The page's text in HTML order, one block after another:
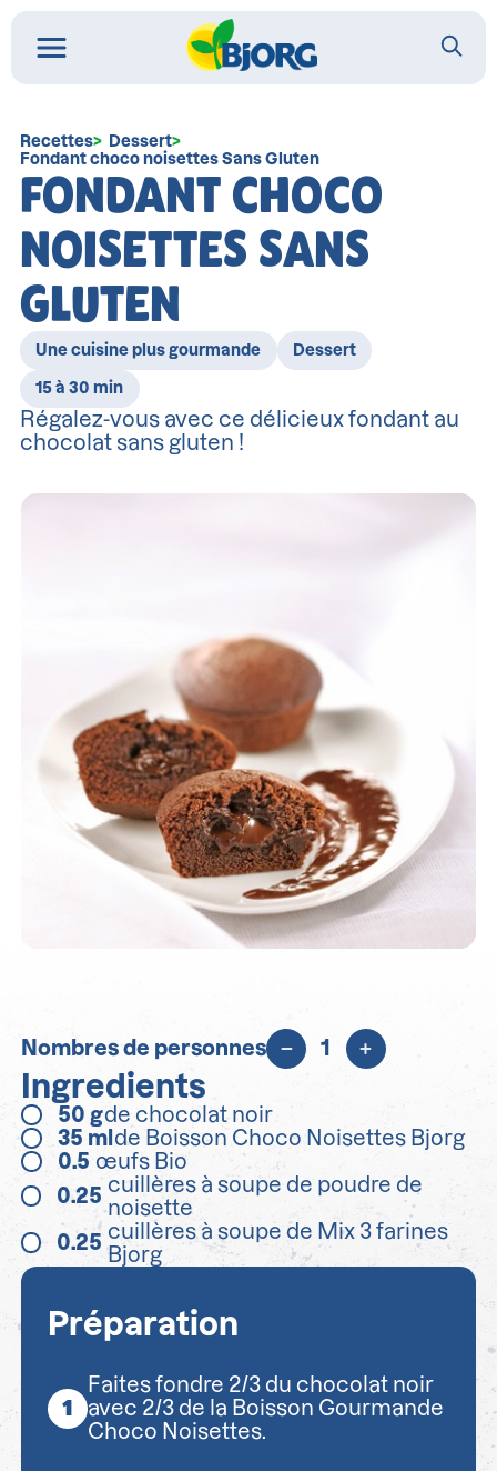
Recettes
Dessert
Fondant choco noisettes Sans Gluten
FONDANT CHOCO
NOISETTES SANS
GLUTEN
Une cuisine plus gourmande Dessert
15 à 30 min
Régalez-vous avec ce délicieux fondant au
chocolat sans gluten !
Nombres de personnes 1
Ingredients
50 gde chocolat noir
35 ml de Boisson Choco Noisettes Bjorg
0.5 œufs Bio
0.25 cuillères à soupe de poudre de
noisette
0.25 cuillères à soupe de Mix 3 farines
Bjorg
Préparation
Faites fondre 2/3 du chocolat noir
avec 2/3 de la Boisson Gourmande
Choco Noisettes.